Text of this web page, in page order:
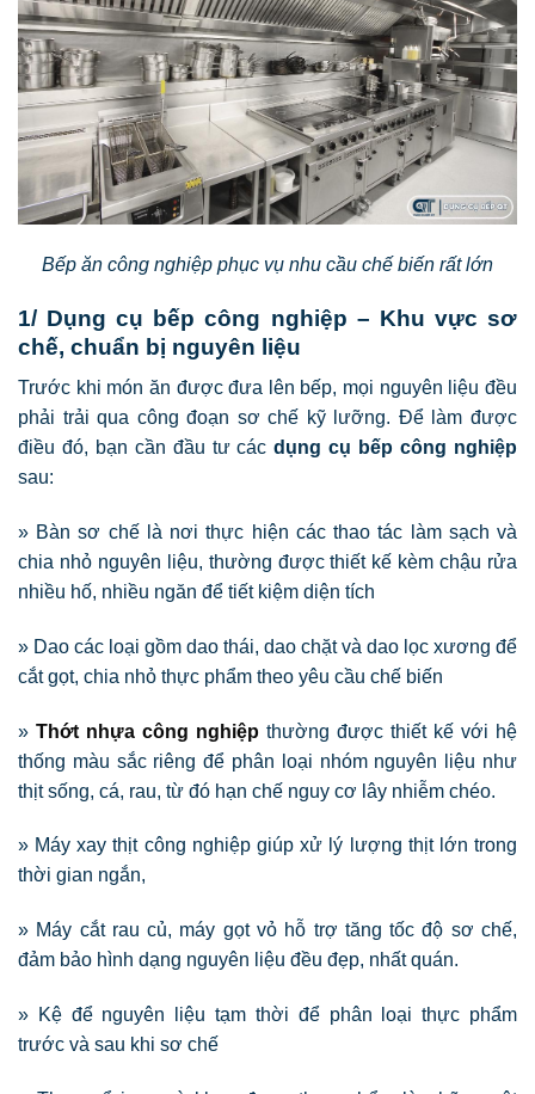
Bếp ăn công nghiệp phục vụ nhu cầu chế biến rất lớn
1/ Dụng cụ bếp công nghiệp – Khu vực sơ
chế, chuẩn bị nguyên liệu
Trước khi món ăn được đưa lên bếp, mọi nguyên liệu đều
phải trải qua công đoạn sơ chế kỹ lưỡng. Để làm được
điều đó, bạn cần đầu tư cácdụng cụ bếp công nghiệp
sau:
» Bàn sơ chế là nơi thực hiện các thao tác làm sạch và
chia nhỏ nguyên liệu, thường được thiết kế kèm chậu rửa
nhiều hố, nhiều ngăn để tiết kiệm diện tích
» Dao các loại gồm dao thái, dao chặt và dao lọc xương để
cắt gọt, chia nhỏ thực phẩm theo yêu cầu chế biến
» Thớt nhựa công nghiệp thường được thiết kế với hệ
thống màu sắc riêng để phân loại nhóm nguyên liệu như
thịt sống, cá, rau, từ đó hạn chế nguy cơ lây nhiễm chéo.
» Máy xay thịt công nghiệp giúp xử lý lượng thịt lớn trong
thời gian ngắn,
» Máy cắt rau củ, máy gọt vỏ hỗ trợ tăng tốc độ sơ chế,
đảm bảo hình dạng nguyên liệu đều đẹp, nhất quán.
» Kệ để nguyên liệu tạm thời để phân loại thực phẩm
trước và sau khi sơ chế